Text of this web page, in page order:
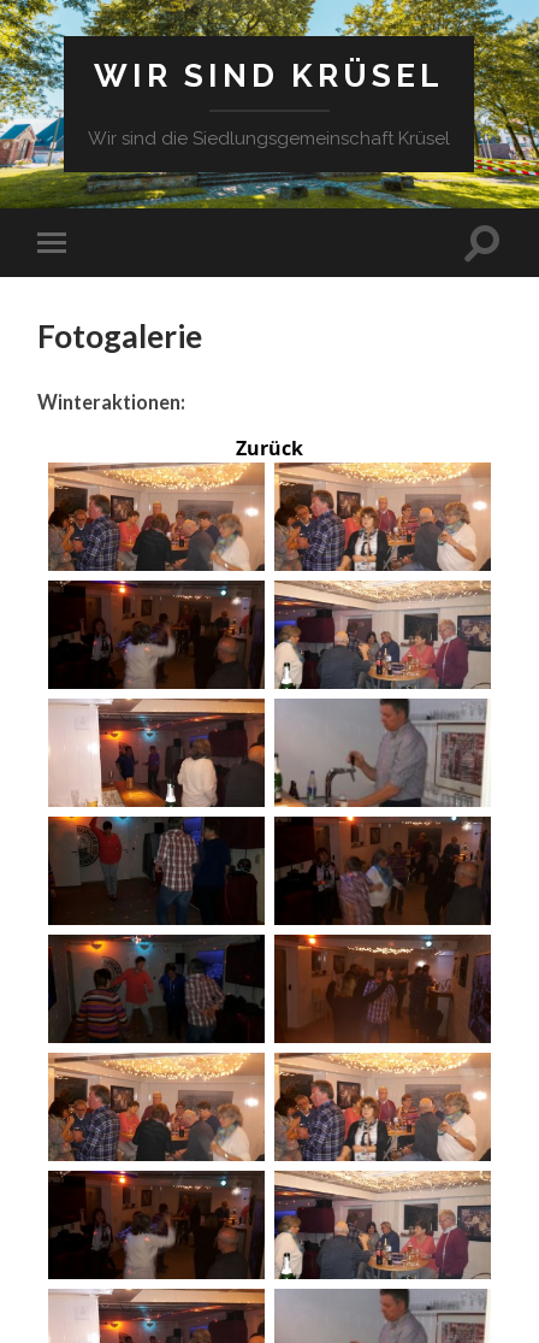
WIR SIND KRÜSEL
Wir sind die Siedlungsgemeinschaft Krüsel
Fotogalerie
Winteraktionen:
Zurück